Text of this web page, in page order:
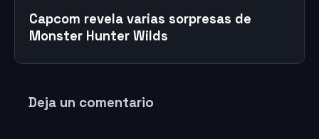
Capcom revela varias sorpresas de
Monster Hunter Wilds
Deja un comentario